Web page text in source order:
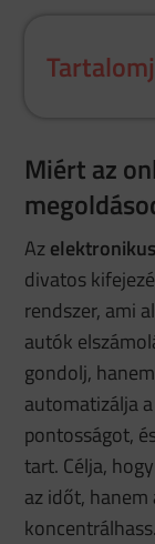
Miért az
Az
divatos
rendszer, ami
autók
gondolj,
automatizálja
pontosságot,
tart. Célja,
az időt,
koncentrálhass.